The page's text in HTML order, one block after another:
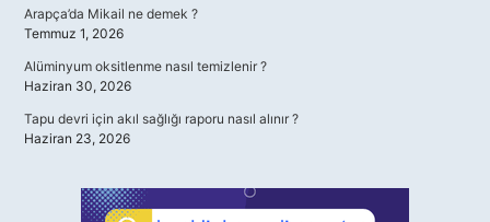
Arapça’da Mikail ne demek ?
Temmuz 1, 2026
Alüminyum oksitlenme nasıl temizlenir ?
Haziran 30, 2026
Tapu devri için akıl sağlığı raporu nasıl alınır ?
Haziran 23, 2026